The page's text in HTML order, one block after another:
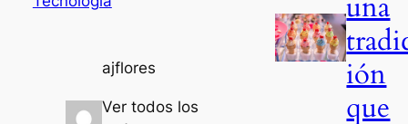
ajflores
Ver todos los
ión
que